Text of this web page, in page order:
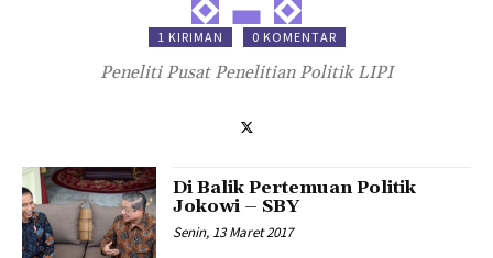
1 KIRIMAN 0 KOMENTAR
Peneliti Pusat Penelitian Politik LIPI
Di Balik Pertemuan Politik
Jokowi – SBY
Senin, 13 Maret 2017